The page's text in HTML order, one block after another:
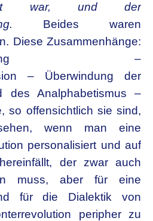
war, und der
Beides waren
Diese Zusammenhänge:
–
– Überwindung der
des Analphabetismus –
so offensichtlich sie sind,
wenn man eine
personalisiert und auf
der zwar auch
muss, aber für eine
für die Dialektik von
peripher zu